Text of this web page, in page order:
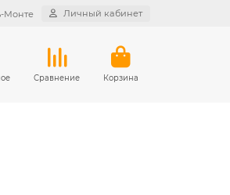
Монте Личный кабинет
Сравнение Корзина